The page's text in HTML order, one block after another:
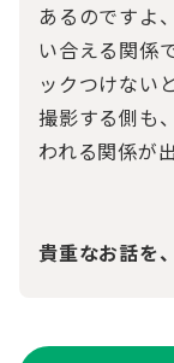
あるのですよ
い合える関係
ックつけない
撮影する側も
われる関係が
貴重なお話を